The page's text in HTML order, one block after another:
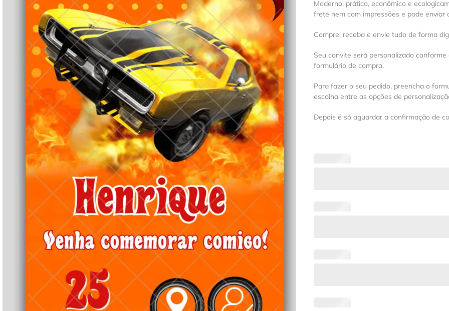
Moderno, prático, econômico e
frete nem com impressões e pode
Compre, receba e envie tudo de forma
Seu convite será personalizado
formulário de compra.
Para fazer o seu pedido, preencha o
escolha entre as opções de
Depois é só aguardar a confirmação de